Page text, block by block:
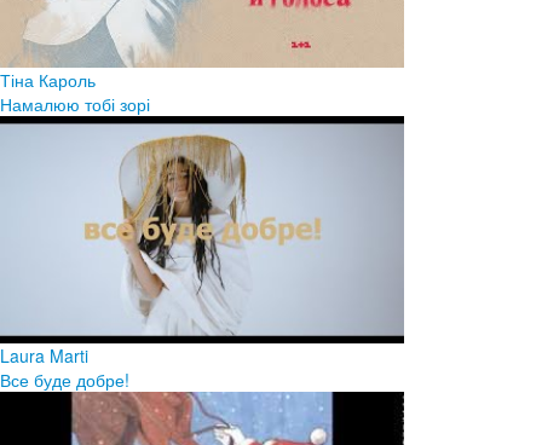
Тіна Кароль
Намалюю тобі зорі
Laura Marti
Все буде добре!